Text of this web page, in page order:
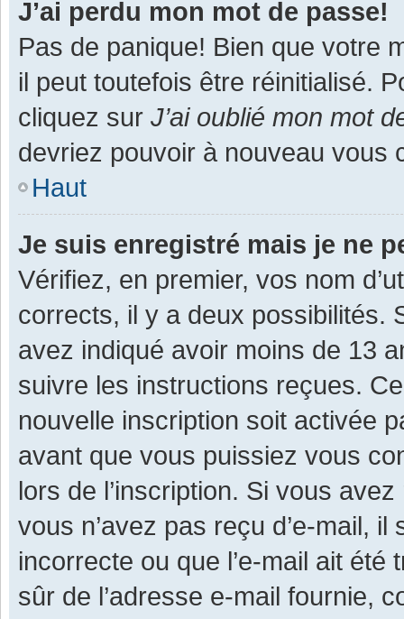
J’ai perdu mon mot de passe!
Pas de panique! Bien que votre
il peut toutefois être réinitialisé.
cliquez sur J’ai oublié mon mot
devriez pouvoir à nouveau vous
Haut
Je suis enregistré mais je ne
Vérifiez, en premier, vos nom
corrects, il y a deux possibilités.
avez indiqué avoir moins de 13
suivre les instructions reçues.
nouvelle inscription soit activée
avant que vous puissiez vous
lors de l’inscription. Si vous
vous n’avez pas reçu d’e-mail,
incorrecte ou que l’e-mail ait
sûr de l’adresse e-mail fournie,